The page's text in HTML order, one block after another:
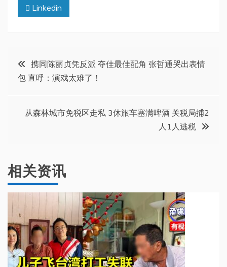
Linkedin
文
章
携同陈丽贞凭反派 夺佳最佳配角 张哲通哭出表情
包 直呼：演戏太难了！
从森林城市免税区走私 3休旅车塞满啤酒 关税局捕2
人1人逃税
相关资讯